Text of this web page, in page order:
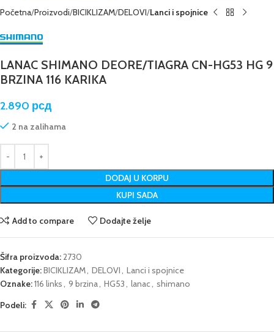
Početna Proizvodi BICIKLIZAM DELOVI Lanci i spojnice
LANAC SHIMANO DEORE/TIAGRA CN-HG53 HG 9
BRZINA 116 KARIKA
2.890 рсд
2 na zalihama
DODAJ U KORPU
KUPI SADA
Add to compare Dodajte želje
Šifra proizvoda:2730
Kategorije:BICIKLIZAM, DELOVI, Lanci i spojnice
Oznake:116 links, 9 brzina, HG53, lanac, shimano
Podeli: